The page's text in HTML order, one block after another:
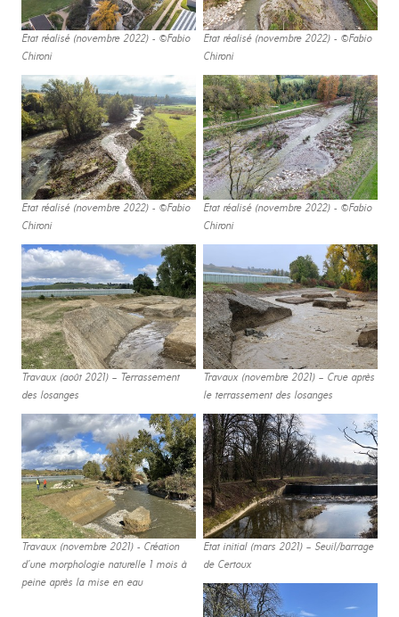
Etat réalisé (novembre 2022) - ©Fabio
Chironi
Etat réalisé (novembre 2022) - ©Fabio
Chironi
Etat réalisé (novembre 2022) - ©Fabio
Chironi
Etat réalisé (novembre 2022) - ©Fabio
Chironi
Travaux (août 2021) – Terrassement
des losanges
Travaux (novembre 2021) – Crue après
le terrassement des losanges
Travaux (novembre 2021) - Création
d’une morphologie naturelle 1 mois à
peine après la mise en eau
Etat initial (mars 2021) – Seuil/barrage
de Certoux